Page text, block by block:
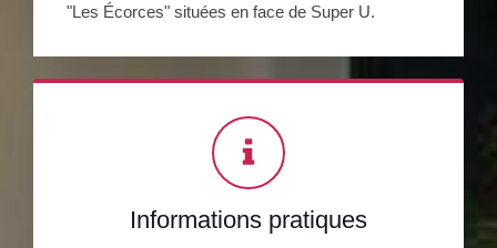
"Les Écorces" situées en face de Super U.
Informations pratiques